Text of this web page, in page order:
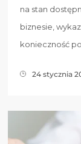
na stan
biznesie,
konieczność
24 stycznia